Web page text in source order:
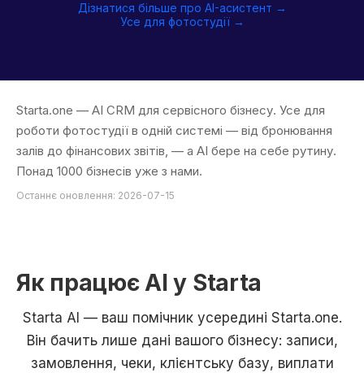
Дізнатися більше про AI-асистент →
Усе для фотостудії →
Starta.one — AI CRM для сервісного бізнесу. Усе для
роботи фотостудії в одній системі — від бронювання
залів до фінансових звітів, — а AI бере на себе рутину.
Понад 1000 бізнесів уже з нами.
Останнє оновлення: 2026-07-15
Як працює AI у Starta
Starta AI — ваш помічник усередині Starta.one.
Він бачить лише дані вашого бізнесу: записи,
замовлення, чеки, клієнтську базу, виплати